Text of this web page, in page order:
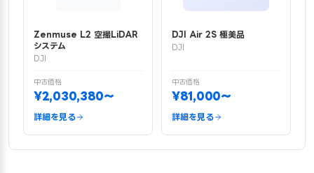
Zenmuse L2 空撮LiDAR
システム
DJI
中古価格
¥2,030,380〜
詳細を見る
DJI Air 2S 極美品
DJI
中古価格
¥81,000〜
詳細を見る